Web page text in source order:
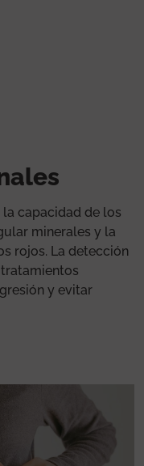
la capacidad de los
minerales y la
rojos. La detección
y evitar